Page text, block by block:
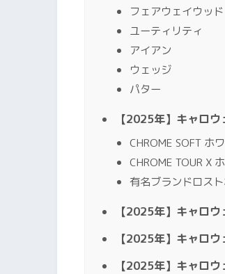
フェアウェイウッド
ユーティリティ
アイアン
ウェッジ
パター
【2025年】キャロ
CHROME SOFT ホ
CHROME TOUR X
有名ブランドロス
【2025年】キャロ
【2025年】キャロ
【2025年】キャロ